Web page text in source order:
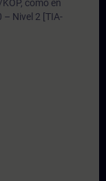
como en
– Nivel 2 [TIA-